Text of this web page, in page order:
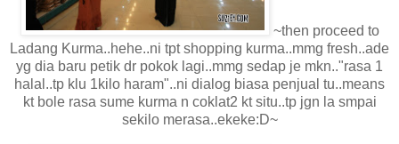
~then proceed to
Ladang Kurma..hehe..ni tpt shopping kurma..mmg fresh..ade
yg dia baru petik dr pokok lagi..mmg sedap je mkn.."rasa 1
halal..tp klu 1kilo haram"..ni dialog biasa penjual tu..means
kt bole rasa sume kurma n coklat2 kt situ..tp jgn la smpai
sekilo merasa..ekeke:D~